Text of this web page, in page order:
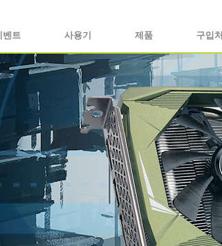
벤트 사용기 제품 구입처